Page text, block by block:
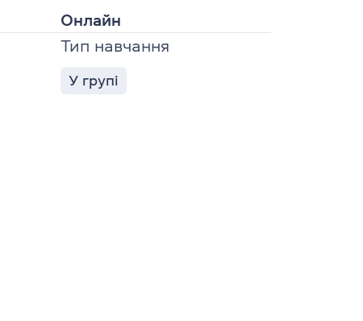
Онлайн
Тип навчання
У групі